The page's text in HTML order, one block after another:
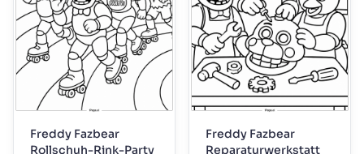
Freddy Fazbear
Rollschuh-Rink-Party
Freddy Fazbear
Reparaturwerkstatt